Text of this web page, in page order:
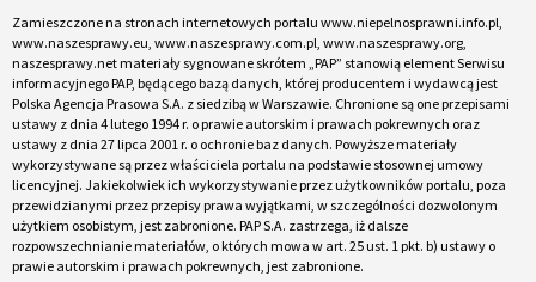
Zamieszczone na stronach internetowych portalu www.niepelnosprawni.info.pl,
www.naszesprawy.eu, www.naszesprawy.com.pl, www.naszesprawy.org,
naszesprawy.net materiały sygnowane skrótem „PAP” stanowią element Serwisu
informacyjnego PAP, będącego bazą danych, której producentem i wydawcą jest
Polska Agencja Prasowa S.A. z siedzibą w Warszawie. Chronione są one przepisami
ustawy z dnia 4 lutego 1994 r. o prawie autorskim i prawach pokrewnych oraz
ustawy z dnia 27 lipca 2001 r. o ochronie baz danych. Powyższe materiały
wykorzystywane są przez właściciela portalu na podstawie stosownej umowy
licencyjnej. Jakiekolwiek ich wykorzystywanie przez użytkowników portalu, poza
przewidzianymi przez przepisy prawa wyjątkami, w szczególności dozwolonym
użytkiem osobistym, jest zabronione. PAP S.A. zastrzega, iż dalsze
rozpowszechnianie materiałów, o których mowa w art. 25 ust. 1 pkt. b) ustawy o
prawie autorskim i prawach pokrewnych, jest zabronione.